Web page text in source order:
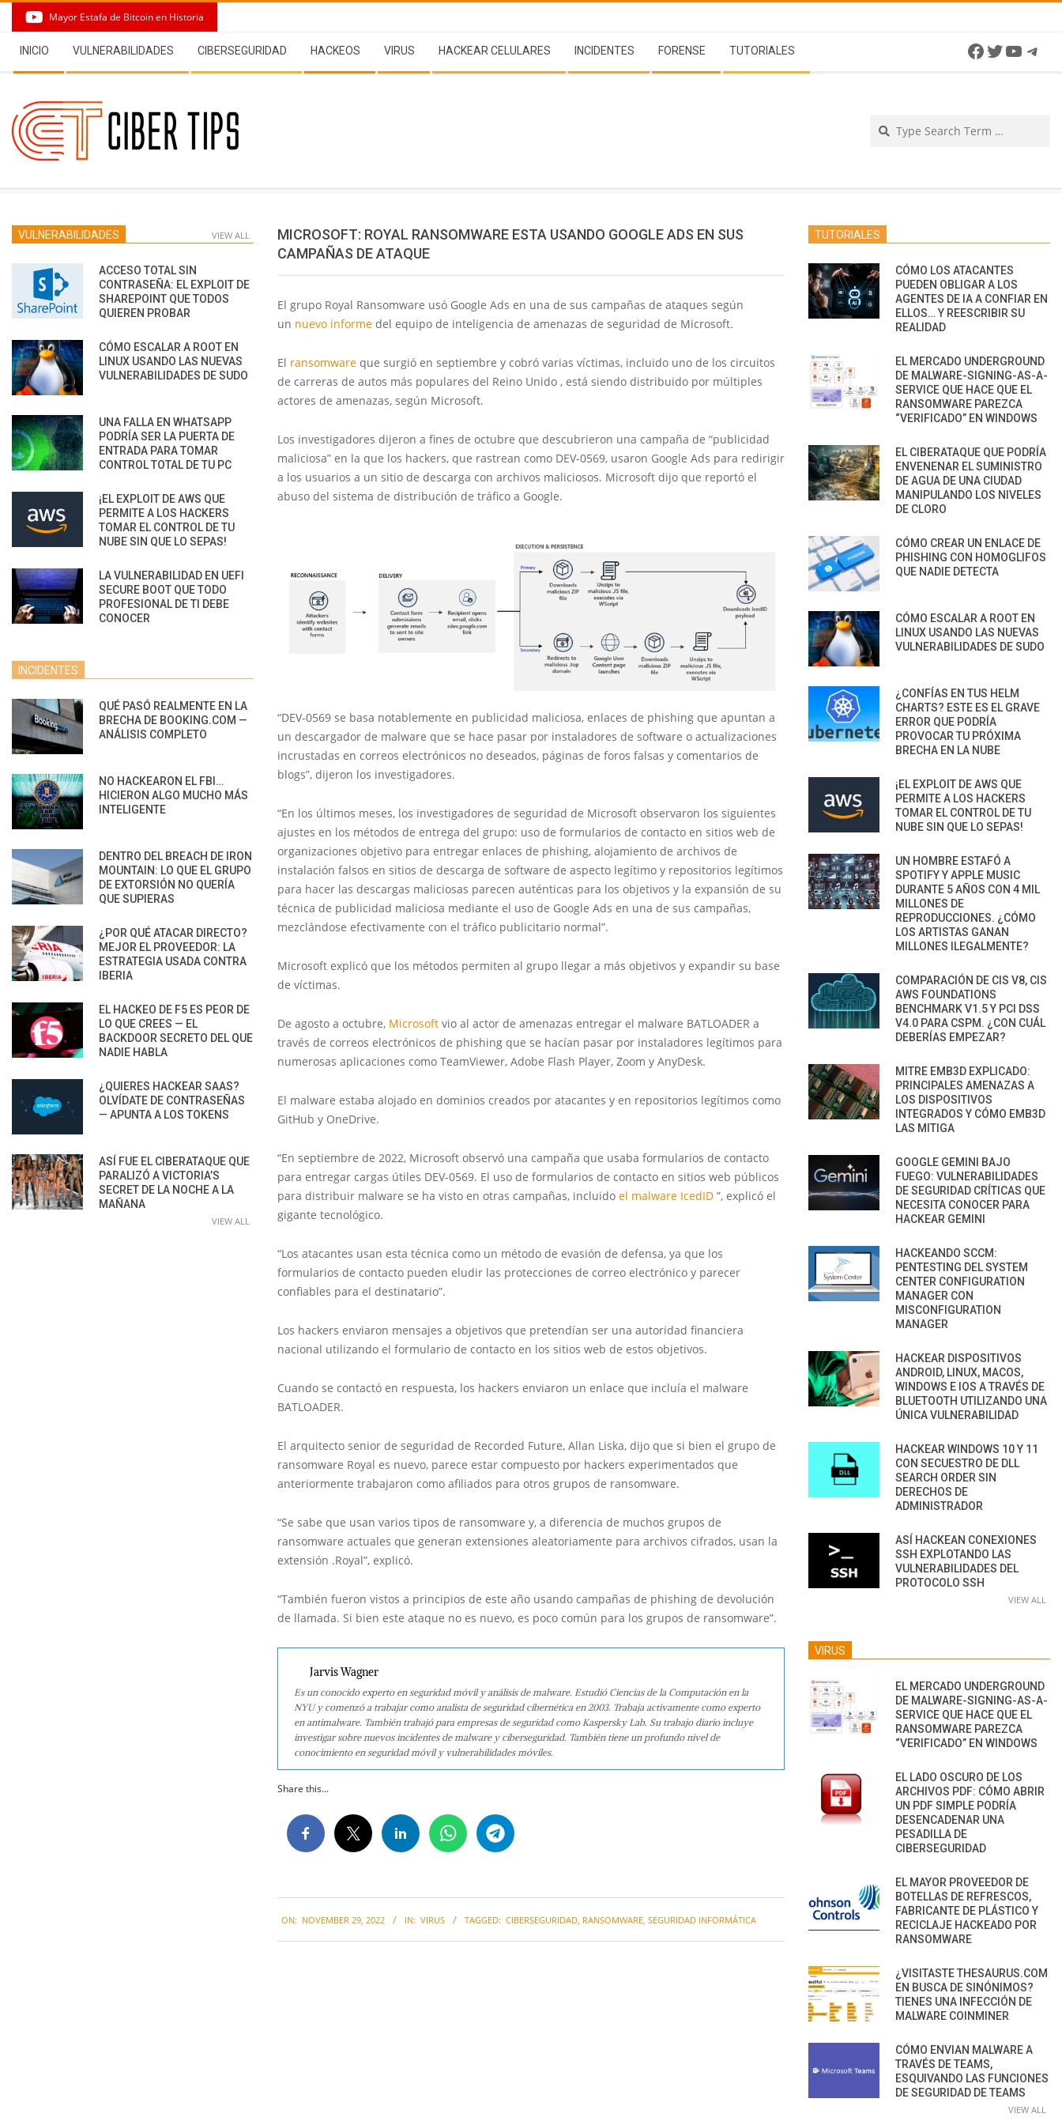
content
Mayor Estafa de Bitcoin en Historia
Navigation
Menu
INICIO VULNERABILIDADES CIBERSEGURIDAD HACKEOS VIRUS HACKEAR CELULARES INCIDENTES FORENSE TUTORIALES Facebook
Twitter
MICROSOFT: ROYAL RANSOMWARE ESTA USANDO GOOGLE ADS EN SUS
CAMPAÑAS DE ATAQUE
El grupo Royal Ransomware usó Google Ads en una de sus campañas de ataques según
un nuevo informe del equipo de inteligencia de amenazas de seguridad de Microsoft.
El ransomware que surgió en septiembre y cobró varias víctimas, incluido uno de los circuitos
de carreras de autos más populares del Reino Unido , está siendo distribuido por múltiples
actores de amenazas, según Microsoft.
Los investigadores dijeron a fines de octubre que descubrieron una campaña de “publicidad
maliciosa” en la que los hackers, que rastrean como DEV-0569, usaron Google Ads para redirigir
a los usuarios a un sitio de descarga con archivos maliciosos. Microsoft dijo que reportó el
abuso del sistema de distribución de tráfico a Google.
“DEV-0569 se basa notablemente en publicidad maliciosa, enlaces de phishing que apuntan a
un descargador de malware que se hace pasar por instaladores de software o actualizaciones
incrustadas en correos electrónicos no deseados, páginas de foros falsas y comentarios de
blogs”, dijeron los investigadores.
“En los últimos meses, los investigadores de seguridad de Microsoft observaron los siguientes
ajustes en los métodos de entrega del grupo: uso de formularios de contacto en sitios web de
organizaciones objetivo para entregar enlaces de phishing, alojamiento de archivos de
instalación falsos en sitios de descarga de software de aspecto legítimo y repositorios legítimos
para hacer las descargas maliciosas parecen auténticas para los objetivos y la expansión de su
técnica de publicidad maliciosa mediante el uso de Google Ads en una de sus campañas,
mezclándose efectivamente con el tráfico publicitario normal”.
Microsoft explicó que los métodos permiten al grupo llegar a más objetivos y expandir su base
de víctimas.
De agosto a octubre, Microsoft vio al actor de amenazas entregar el malware BATLOADER a
través de correos electrónicos de phishing que se hacían pasar por instaladores legítimos para
numerosas aplicaciones como TeamViewer, Adobe Flash Player, Zoom y AnyDesk.
El malware estaba alojado en dominios creados por atacantes y en repositorios legítimos como
GitHub y OneDrive.
“En septiembre de 2022, Microsoft observó una campaña que usaba formularios de contacto
para entregar cargas útiles DEV-0569. El uso de formularios de contacto en sitios web públicos
para distribuir malware se ha visto en otras campañas, incluido el malware IcedID ”, explicó el
gigante tecnológico.
“Los atacantes usan esta técnica como un método de evasión de defensa, ya que los
formularios de contacto pueden eludir las protecciones de correo electrónico y parecer
confiables para el destinatario”.
Los hackers enviaron mensajes a objetivos que pretendían ser una autoridad financiera
nacional utilizando el formulario de contacto en los sitios web de estos objetivos.
Cuando se contactó en respuesta, los hackers enviaron un enlace que incluía el malware
BATLOADER.
El arquitecto senior de seguridad de Recorded Future, Allan Liska, dijo que si bien el grupo de
ransomware Royal es nuevo, parece estar compuesto por hackers experimentados que
anteriormente trabajaron como afiliados para otros grupos de ransomware.
“Se sabe que usan varios tipos de ransomware y, a diferencia de muchos grupos de
ransomware actuales que generan extensiones aleatoriamente para archivos cifrados, usan la
extensión .Royal”, explicó.
“También fueron vistos a principios de este año usando campañas de phishing de devolución
de llamada. Si bien este ataque no es nuevo, es poco común para los grupos de ransomware”.
Jarvis Wagner
Es un conocido experto en seguridad móvil y análisis de malware. Estudió Ciencias de la Computación en la
NYU y comenzó a trabajar como analista de seguridad cibernética en 2003. Trabaja activamente como experto
en antimalware. También trabajó para empresas de seguridad como Kaspersky Lab. Su trabajo diario incluye
investigar sobre nuevos incidentes de malware y ciberseguridad. También tiene un profundo nivel de
conocimiento en seguridad móvil y vulnerabilidades móviles.
Share this...
11-
29
ON: NOVEMBER 29, 2022 IN: VIRUS TAGGED: CIBERSEGURIDAD RANSOMWARE SEGURIDAD INFORMÁTICA
VULNERABILIDADES VIEW ALL
ACCESO TOTAL SIN
CONTRASEÑA: EL EXPLOIT DE
SHAREPOINT QUE TODOS
QUIEREN PROBAR
CÓMO ESCALAR A ROOT EN
LINUX USANDO LAS NUEVAS
VULNERABILIDADES DE SUDO
UNA FALLA EN WHATSAPP
PODRÍA SER LA PUERTA DE
ENTRADA PARA TOMAR
CONTROL TOTAL DE TU PC
¡EL EXPLOIT DE AWS QUE
PERMITE A LOS HACKERS
TOMAR EL CONTROL DE TU
NUBE SIN QUE LO SEPAS!
LA VULNERABILIDAD EN UEFI
SECURE BOOT QUE TODO
PROFESIONAL DE TI DEBE
CONOCER
INCIDENTES
QUÉ PASÓ REALMENTE EN LA
BRECHA DE BOOKING.COM —
ANÁLISIS COMPLETO
NO HACKEARON EL FBI…
HICIERON ALGO MUCHO MÁS
INTELIGENTE
DENTRO DEL BREACH DE IRON
MOUNTAIN: LO QUE EL GRUPO
DE EXTORSIÓN NO QUERÍA
QUE SUPIERAS
¿POR QUÉ ATACAR DIRECTO?
MEJOR EL PROVEEDOR: LA
ESTRATEGIA USADA CONTRA
IBERIA
EL HACKEO DE F5 ES PEOR DE
LO QUE CREES — EL
BACKDOOR SECRETO DEL QUE
NADIE HABLA
¿QUIERES HACKEAR SAAS?
OLVÍDATE DE CONTRASEÑAS
— APUNTA A LOS TOKENS
ASÍ FUE EL CIBERATAQUE QUE
PARALIZÓ A VICTORIA’S
SECRET DE LA NOCHE A LA
MAÑANA
VIEW ALL
TUTORIALES
CÓMO LOS ATACANTES
PUEDEN OBLIGAR A LOS
AGENTES DE IA A CONFIAR EN
ELLOS… Y REESCRIBIR SU
REALIDAD
EL MERCADO UNDERGROUND
DE MALWARE-SIGNING-AS-A-
SERVICE QUE HACE QUE EL
RANSOMWARE PAREZCA
“VERIFICADO” EN WINDOWS
EL CIBERATAQUE QUE PODRÍA
ENVENENAR EL SUMINISTRO
DE AGUA DE UNA CIUDAD
MANIPULANDO LOS NIVELES
DE CLORO
CÓMO CREAR UN ENLACE DE
PHISHING CON HOMOGLIFOS
QUE NADIE DETECTA
CÓMO ESCALAR A ROOT EN
LINUX USANDO LAS NUEVAS
VULNERABILIDADES DE SUDO
¿CONFÍAS EN TUS HELM
CHARTS? ESTE ES EL GRAVE
ERROR QUE PODRÍA
PROVOCAR TU PRÓXIMA
BRECHA EN LA NUBE
¡EL EXPLOIT DE AWS QUE
PERMITE A LOS HACKERS
TOMAR EL CONTROL DE TU
NUBE SIN QUE LO SEPAS!
UN HOMBRE ESTAFÓ A
SPOTIFY Y APPLE MUSIC
DURANTE 5 AÑOS CON 4 MIL
MILLONES DE
REPRODUCCIONES. ¿CÓMO
LOS ARTISTAS GANAN
MILLONES ILEGALMENTE?
COMPARACIÓN DE CIS V8, CIS
AWS FOUNDATIONS
BENCHMARK V1.5 Y PCI DSS
V4.0 PARA CSPM. ¿CON CUÁL
DEBERÍAS EMPEZAR?
MITRE EMB3D EXPLICADO:
PRINCIPALES AMENAZAS A
LOS DISPOSITIVOS
INTEGRADOS Y CÓMO EMB3D
LAS MITIGA
GOOGLE GEMINI BAJO
FUEGO: VULNERABILIDADES
DE SEGURIDAD CRÍTICAS QUE
NECESITA CONOCER PARA
HACKEAR GEMINI
HACKEANDO SCCM:
PENTESTING DEL SYSTEM
CENTER CONFIGURATION
MANAGER CON
MISCONFIGURATION
MANAGER
HACKEAR DISPOSITIVOS
ANDROID, LINUX, MACOS,
WINDOWS E IOS A TRAVÉS DE
BLUETOOTH UTILIZANDO UNA
ÚNICA VULNERABILIDAD
HACKEAR WINDOWS 10 Y 11
CON SECUESTRO DE DLL
SEARCH ORDER SIN
DERECHOS DE
ADMINISTRADOR
ASÍ HACKEAN CONEXIONES
SSH EXPLOTANDO LAS
VULNERABILIDADES DEL
PROTOCOLO SSH
VIEW ALL
VIRUS
EL MERCADO UNDERGROUND
DE MALWARE-SIGNING-AS-A-
SERVICE QUE HACE QUE EL
RANSOMWARE PAREZCA
“VERIFICADO” EN WINDOWS
EL LADO OSCURO DE LOS
ARCHIVOS PDF: CÓMO ABRIR
UN PDF SIMPLE PODRÍA
DESENCADENAR UNA
PESADILLA DE
CIBERSEGURIDAD
EL MAYOR PROVEEDOR DE
BOTELLAS DE REFRESCOS,
FABRICANTE DE PLÁSTICO Y
RECICLAJE HACKEADO POR
RANSOMWARE
¿VISITASTE THESAURUS.COM
EN BUSCA DE SINÓNIMOS?
TIENES UNA INFECCIÓN DE
MALWARE COINMINER
CÓMO ENVIAN MALWARE A
TRAVÉS DE TEAMS,
ESQUIVANDO LAS FUNCIONES
DE SEGURIDAD DE TEAMS
VIEW ALL